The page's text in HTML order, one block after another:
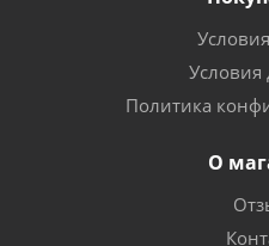
Условия
Политика
О